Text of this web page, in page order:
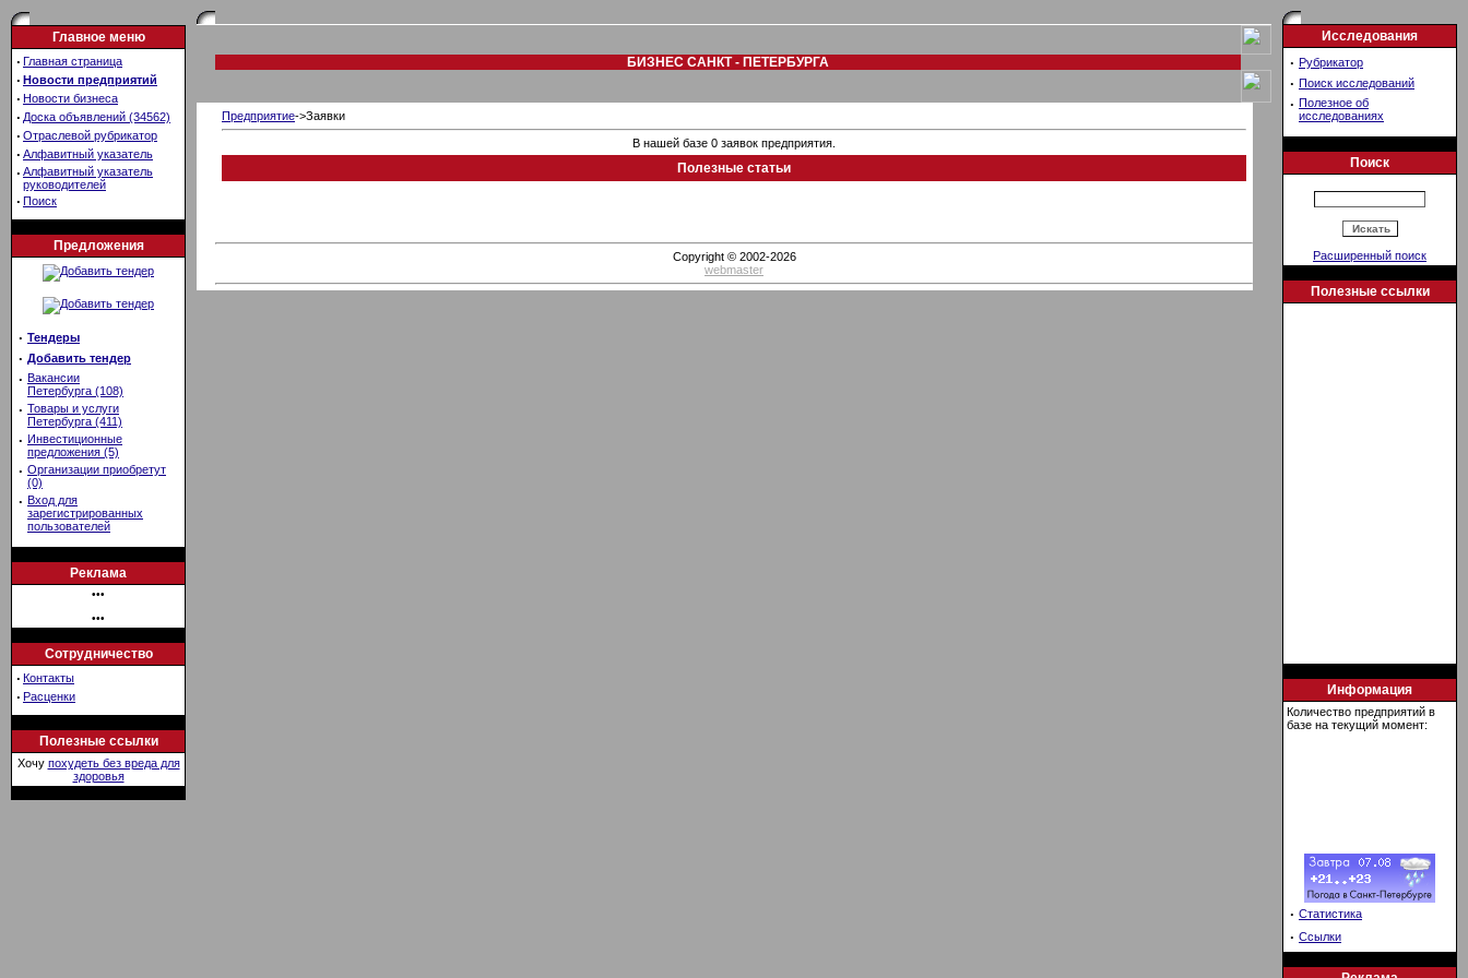
Главное меню
· Главная страница
· Новости предприятий
· Новости бизнеса
· Доска объявлений (34562)
· Отраслевой рубрикатор
· Алфавитный указатель
· Алфавитный указатель
руководителей
· Поиск
Предложения
· Тендеры
· Добавить тендер
· Вакансии
Петербурга (108)
· Товары и услуги
Петербурга (411)
· Инвестиционные
предложения (5)
· Организации приобретут
(0)
· Вход для
зарегистрированных
пользователей
Реклама
•••
•••
Сотрудничество
· Контакты
· Расценки
Полезные ссылки
Хочу похудеть без вреда для
здоровья
БИЗНЕС САНКТ - ПЕТЕРБУРГА
Предприятие->Заявки
В нашей базе 0 заявок предприятия.
Полезные статьи
Copyright © 2002-2026
webmaster
Исследования
· Рубрикатор
· Поиск исследований
· Полезное об
исследованиях
Поиск
Расширенный поиск
Полезные ссылки
Информация
Количество предприятий в
базе на текущий момент:
· Статистика
· Ссылки